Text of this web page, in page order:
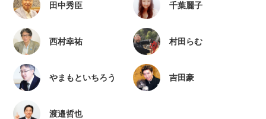
田中秀臣 千葉麗子
西村幸祐 村田らむ
やまもといちろう 吉田豪
渡邉哲也